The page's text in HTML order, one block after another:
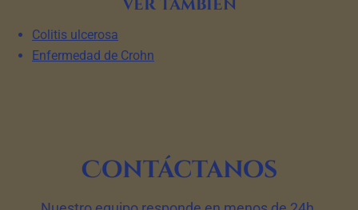
Ver también
Colitis ulcerosa
Enfermedad de Crohn
Contáctanos